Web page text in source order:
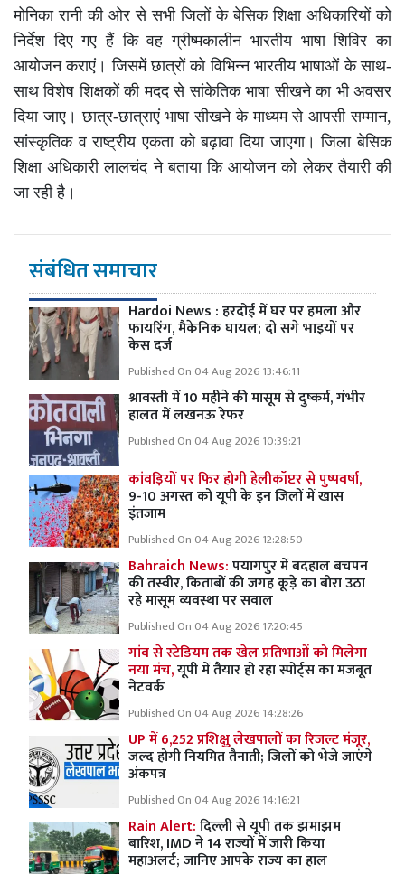
मोनिका रानी की ओर से सभी जिलों के बेसिक शिक्षा अधिकारियों को
निर्देश दिए गए हैं कि वह ग्रीष्मकालीन भारतीय भाषा शिविर का
आयोजन कराएं। जिसमें छात्रों को विभिन्न भारतीय भाषाओं के साथ-
साथ विशेष शिक्षकों की मदद से सांकेतिक भाषा सीखने का भी अवसर
दिया जाए। छात्र-छात्राएं भाषा सीखने के माध्यम से आपसी सम्मान,
सांस्कृतिक व राष्ट्रीय एकता को बढ़ावा दिया जाएगा। जिला बेसिक
शिक्षा अधिकारी लालचंद ने बताया कि आयोजन को लेकर तैयारी की
जा रही है।
संबंधित समाचार
Hardoi News : हरदोई में घर पर हमला और
फायरिंग, मैकेनिक घायल; दो सगे भाइयों पर
केस दर्ज
Published On 04 Aug 2026 13:46:11
श्रावस्ती में 10 महीने की मासूम से दुष्कर्म, गंभीर
हालत में लखनऊ रेफर
Published On 04 Aug 2026 10:39:21
कांवड़ियों पर फिर होगी हेलीकॉप्टर से पुष्पवर्षा,
9-10 अगस्त को यूपी के इन जिलों में खास
इंतजाम
Published On 04 Aug 2026 12:28:50
Bahraich News:पयागपुर में बदहाल बचपन
की तस्वीर, किताबों की जगह कूड़े का बोरा उठा
रहे मासूम व्यवस्था पर सवाल
Published On 04 Aug 2026 17:20:45
गांव से स्टेडियम तक खेल प्रतिभाओं को मिलेगा
नया मंच,यूपी में तैयार हो रहा स्पोर्ट्स का मजबूत
नेटवर्क
Published On 04 Aug 2026 14:28:26
UP में 6,252 प्रशिक्षु लेखपालों का रिजल्ट मंजूर,
जल्द होगी नियमित तैनाती; जिलों को भेजे जाएंगे
अंकपत्र
Published On 04 Aug 2026 14:16:21
Rain Alert:दिल्ली से यूपी तक झमाझम
बारिश, IMD ने 14 राज्यों में जारी किया
महाअलर्ट; जानिए आपके राज्य का हाल